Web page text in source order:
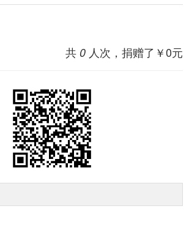
共 0 人次，捐赠了￥0元